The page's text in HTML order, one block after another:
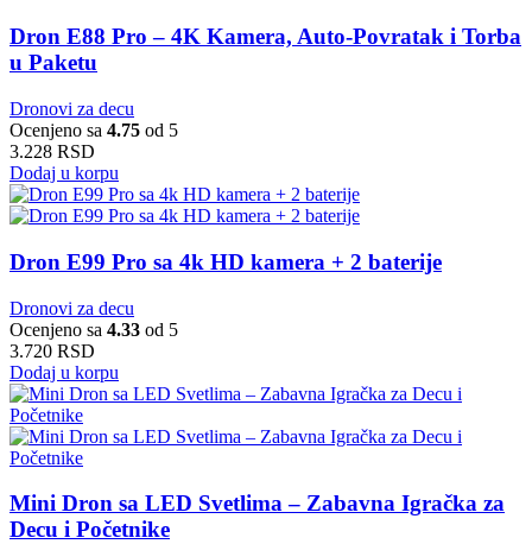
Dron E88 Pro – 4K Kamera, Auto-Povratak i Torba
u Paketu
Dronovi za decu
Ocenjeno sa 4.75 od 5
3.228 RSD
Dodaj u korpu
Dron E99 Pro sa 4k HD kamera + 2 baterije
Dronovi za decu
Ocenjeno sa 4.33 od 5
3.720 RSD
Dodaj u korpu
Mini Dron sa LED Svetlima – Zabavna Igračka za
Decu i Početnike